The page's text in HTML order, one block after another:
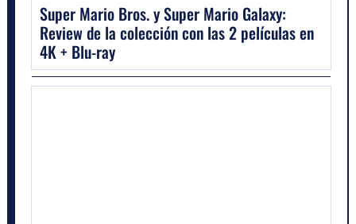
Super Mario Bros. y Super Mario Galaxy:
Review de la colección con las 2 películas en
4K + Blu-ray